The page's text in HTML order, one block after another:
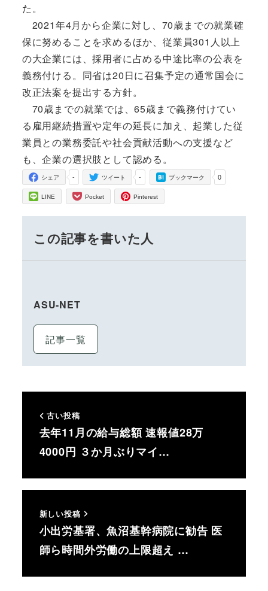
た。
2021年4月から企業に対し、70歳までの就業確
保に努めることを求めるほか、従業員301人以上
の大企業には、採用者に占める中途比率の公表を
義務付ける。同省は20日に召集予定の通常国会に
改正法案を提出する方針。
70歳までの就業では、65歳まで義務付けてい
る雇用継続措置や定年の延長に加え、起業した従
業員との業務委託や社会貢献活動への支援など
も、企業の選択肢として認める。
-
シェア -
ツイート 0
ブックマーク
LINE Pocket Pinterest
この記事を書いた人
ASU-NET
記事一覧
古い投稿
去年11月の給与総額 速報値28万
4000円 ３か月ぶりマイ…
新しい投稿
小出労基署、魚沼基幹病院に勧告 医
師ら時間外労働の上限超え …